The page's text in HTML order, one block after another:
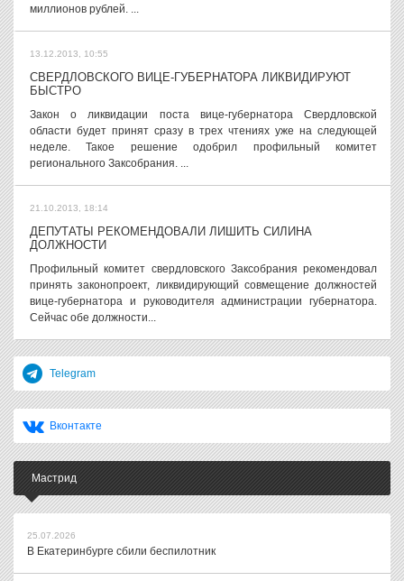
миллионов рублей. ...
13.12.2013, 10:55
СВЕРДЛОВСКОГО ВИЦЕ-ГУБЕРНАТОРА ЛИКВИДИРУЮТ
БЫСТРО
Закон о ликвидации поста вице-губернатора Свердловской
области будет принят сразу в трех чтениях уже на следующей
неделе. Такое решение одобрил профильный комитет
регионального Заксобрания. ...
21.10.2013, 18:14
ДЕПУТАТЫ РЕКОМЕНДОВАЛИ ЛИШИТЬ СИЛИНА
ДОЛЖНОСТИ
Профильный комитет свердловского Заксобрания рекомендовал
принять законопроект, ликвидирующий совмещение должностей
вице-губернатора и руководителя администрации губернатора.
Сейчас обе должности...
Telegram
Вконтакте
Мастрид
25.07.2026
В Екатеринбурге сбили беспилотник